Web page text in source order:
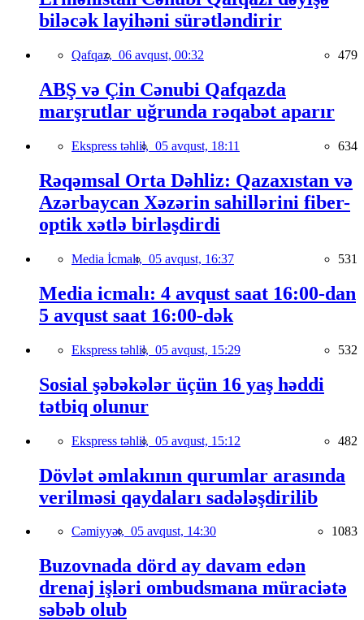
biləcək layihəni sürətləndirir
Qafqaz, 06 avqust, 00:32 479
ABŞ və Çin Cənubi Qafqazda
marşrutlar uğrunda rəqabət aparır
Ekspress təhlil, 05 avqust, 18:11 634
Rəqəmsal Orta Dəhliz: Qazaxıstan və
Azərbaycan Xəzərin sahillərini fiber-
optik xətlə birləşdirdi
Media İcmalı, 05 avqust, 16:37 531
Media icmalı: 4 avqust saat 16:00-dan
5 avqust saat 16:00-dək
Ekspress təhlil, 05 avqust, 15:29 532
Sosial şəbəkələr üçün 16 yaş həddi
tətbiq olunur
Ekspress təhlil, 05 avqust, 15:12 482
Dövlət əmlakının qurumlar arasında
verilməsi qaydaları sadələşdirilib
Cəmiyyət, 05 avqust, 14:30 1083
Buzovnada dörd ay davam edən
drenaj işləri ombudsmana müraciətə
səbəb olub